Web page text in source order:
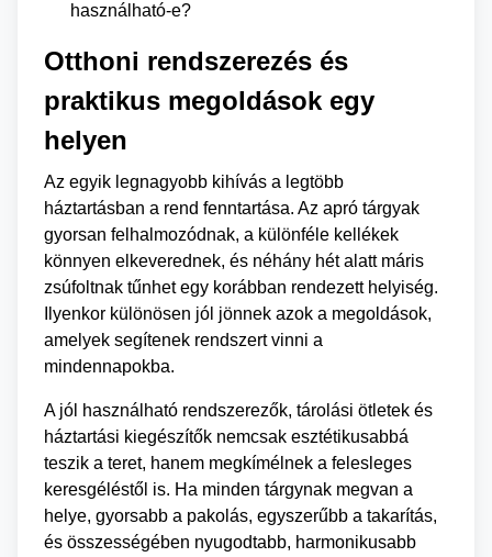
használható-e?
Otthoni rendszerezés és
praktikus megoldások egy
helyen
Az egyik legnagyobb kihívás a legtöbb
háztartásban a rend fenntartása. Az apró tárgyak
gyorsan felhalmozódnak, a különféle kellékek
könnyen elkeverednek, és néhány hét alatt máris
zsúfoltnak tűnhet egy korábban rendezett helyiség.
Ilyenkor különösen jól jönnek azok a megoldások,
amelyek segítenek rendszert vinni a
mindennapokba.
A jól használható rendszerezők, tárolási ötletek és
háztartási kiegészítők nemcsak esztétikusabbá
teszik a teret, hanem megkímélnek a felesleges
keresgéléstől is. Ha minden tárgynak megvan a
helye, gyorsabb a pakolás, egyszerűbb a takarítás,
és összességében nyugodtabb, harmonikusabb